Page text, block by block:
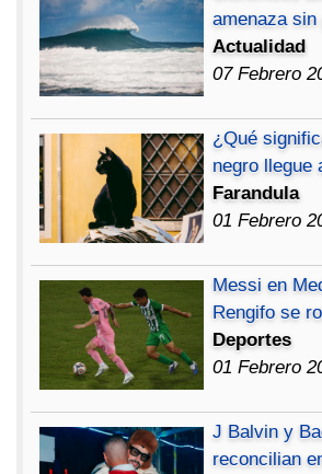
amenaza
Actualidad
07 Febrero
¿Qué
negro llegue
Farandula
01 Febrero
Messi en
Rengifo se
Deportes
01 Febrero
J Balvin y
reconcilian